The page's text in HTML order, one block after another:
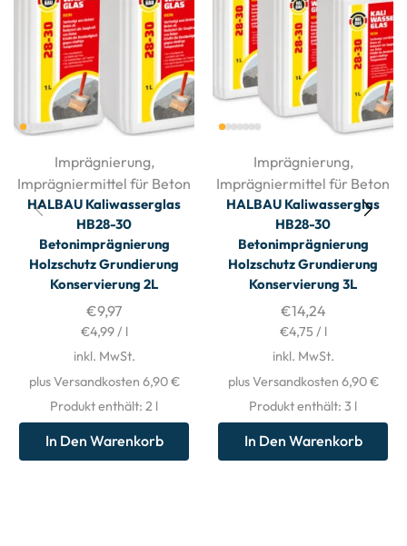
Imprägnierung,
Imprägniermittel für Beton
HALBAU Kaliwasserglas
HB28-30
Betonimprägnierung
Holzschutz Grundierung
Konservierung 2L
€9,97
€4,99/ l
inkl. MwSt.
plus Versandkosten 6,90 €
Produkt enthält: 2 l
In Den Warenkorb
Imprägnierung,
Imprägniermittel für Beton
HALBAU Kaliwasserglas
HB28-30
Betonimprägnierung
Holzschutz Grundierung
Konservierung 3L
€14,24
€4,75 / l
inkl. MwSt.
plus Versandkosten 6,90 €
Produkt enthält: 3 l
In Den Warenkorb